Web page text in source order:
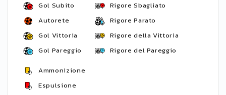
Gol Subito
Autorete
Gol Vittoria
Gol Pareggio
Rigore Sbagliato
Rigore Parato
Rigore della Vittoria
Rigore del Pareggio
Ammonizione
Espulsione